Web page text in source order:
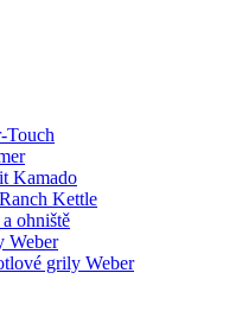
Touch
Kamado
Kettle
ohniště
Weber
grily Weber